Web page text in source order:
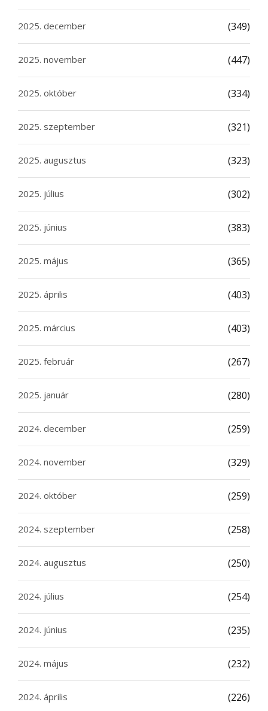
2025. december (349)
2025. november (447)
2025. október (334)
2025. szeptember (321)
2025. augusztus (323)
2025. július (302)
2025. június (383)
2025. május (365)
2025. április (403)
2025. március (403)
2025. február (267)
2025. január (280)
2024. december (259)
2024. november (329)
2024. október (259)
2024. szeptember (258)
2024. augusztus (250)
2024. július (254)
2024. június (235)
2024. május (232)
2024. április (226)